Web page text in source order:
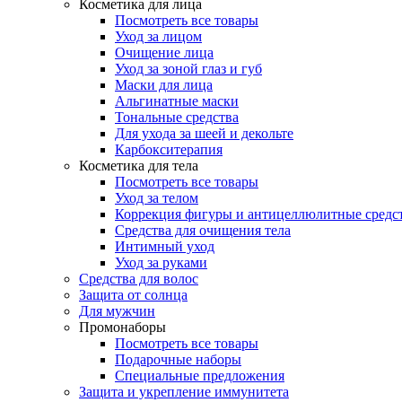
Косметика для лица
Посмотреть все товары
Уход за лицом
Очищение лица
Уход за зоной глаз и губ
Маски для лица
Альгинатные маски
Тональные средства
Для ухода за шеей и декольте
Карбокситерапия
Косметика для тела
Посмотреть все товары
Уход за телом
Коррекция фигуры и антицеллюлитные
Средства для очищения тела
Интимный уход
Уход за руками
Средства для волос
Защита от солнца
Для мужчин
Промонаборы
Посмотреть все товары
Подарочные наборы
Специальные предложения
Защита и укрепление иммунитета